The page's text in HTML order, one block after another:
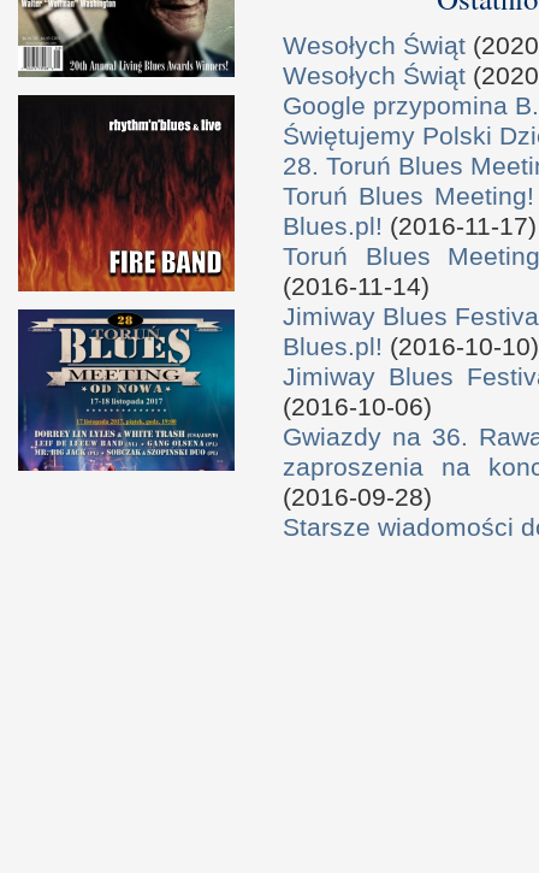
Wesołych Świąt
Wesołych Świąt
Google przypomina
Świętujemy Polski
28. Toruń Blues
Toruń Blues
Blues.pl! (2016-11-17)
Toruń Blues
(2016-11-14)
Jimiway Blues
Blues.pl! (2016-10-10)
Jimiway Blues
(2016-10-06)
Gwiazdy na 36.
zaproszenia na
(2016-09-28)
Starsze wiadomości